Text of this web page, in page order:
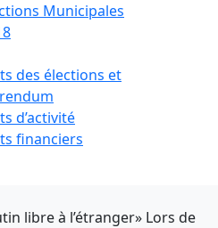
Municipales
des élections et
d’activité
financiers
libre à l’étranger» Lors de